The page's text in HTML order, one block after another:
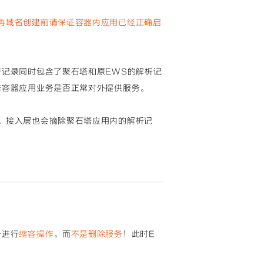
域名创建前请保证容器内应用已经正确启
录同时包含了聚石塔和原EWS的解析记
器应用业务是否正常对外提供服务。
接入层也会摘除聚石塔应用内的解析记
行缩容操作。而不是删除服务！此时E